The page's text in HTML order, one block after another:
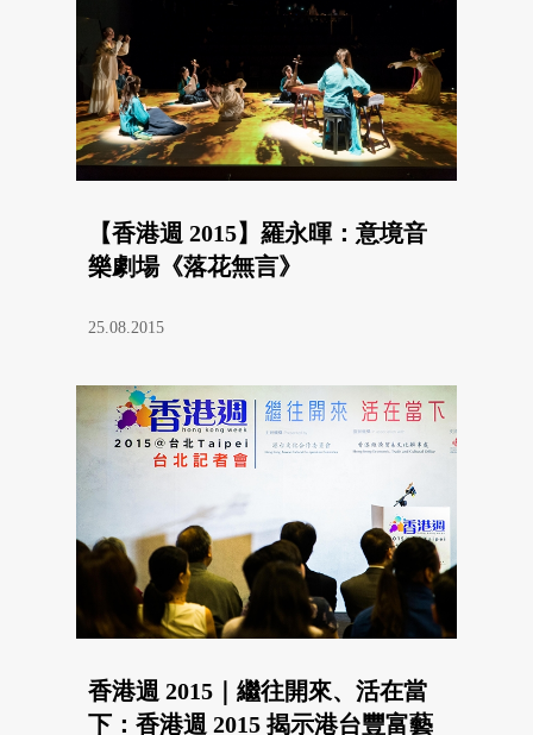
【香港週 2015】羅永暉：意境音
樂劇場《落花無言》
25.08.2015
香港週 2015｜繼往開來、活在當
下：香港週 2015 揭示港台豐富藝